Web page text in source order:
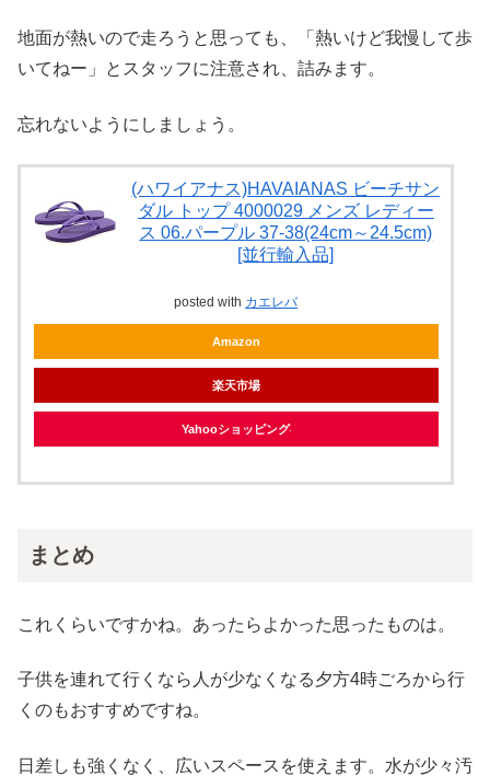
地面が熱いので走ろうと思っても、「熱いけど我慢して歩
いてねー」とスタッフに注意され、詰みます。
忘れないようにしましょう。
(ハワイアナス)HAVAIANAS ビーチサン
ダル トップ 4000029 メンズ レディー
ス 06.パープル 37-38(24cm～24.5cm)
[並行輸入品]
posted with カエレバ
Amazon
楽天市場
Yahooショッピング
まとめ
これくらいですかね。あったらよかった思ったものは。
子供を連れて行くなら人が少なくなる夕方4時ごろから行
くのもおすすめですね。
日差しも強くなく、広いスペースを使えます。水が少々汚